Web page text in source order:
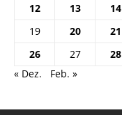
12
13 14
19
20 21
26
27 28
« Dez.
Feb. »